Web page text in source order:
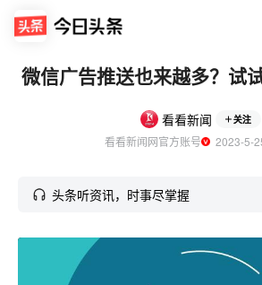
微信广告推送也来越多？试
看看新闻 关注
看看新闻网官方账号
2023-5-
头条听资讯，时事尽掌握